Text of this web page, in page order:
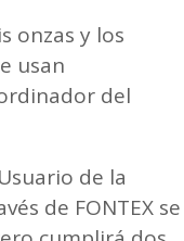
onzas y los
usan
del
de la
de FONTEX se